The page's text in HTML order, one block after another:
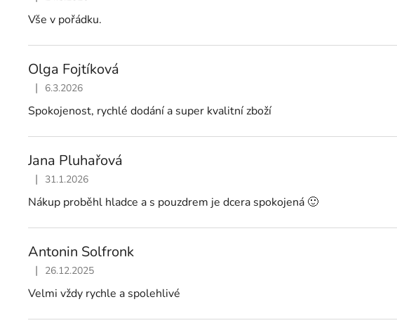
Vše v pořádku.
Olga Fojtíková
Hodnocení obchodu je 5 z 5 hvězdiček.
| 6.3.2026
Spokojenost, rychlé dodání a super kvalitní zboží
Jana Pluhařová
Hodnocení obchodu je 5 z 5 hvězdiček.
| 31.1.2026
Nákup proběhl hladce a s pouzdrem je dcera spokojená 🙂
Antonin Solfronk
Hodnocení obchodu je 5 z 5 hvězdiček.
| 26.12.2025
Velmi vždy rychle a spolehlivé